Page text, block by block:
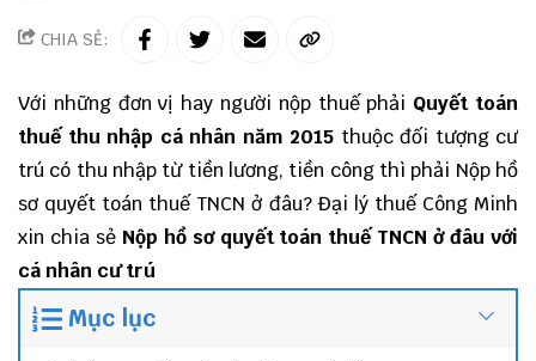
CHIA SẺ:
Với những đơn vị hay người nộp thuế phải Quyết toán
thuế thu nhập cá nhân năm 2015 thuộc đối tượng cư
trú có thu nhập từ tiền lương, tiền công thì phải Nộp hồ
sơ quyết toán thuế TNCN ở đâu? Đại lý thuế Công Minh
xin chia sẻ Nộp hồ sơ quyết toán thuế TNCN ở đâu với
cá nhân cư trú
Mục lục